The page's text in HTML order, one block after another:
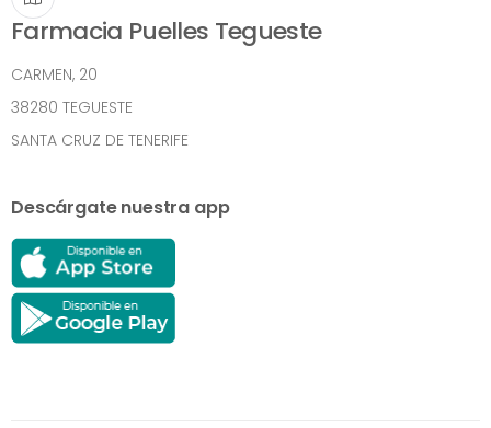
Farmacia Puelles Tegueste
CARMEN, 20
38280 TEGUESTE
SANTA CRUZ DE TENERIFE
Descárgate nuestra app